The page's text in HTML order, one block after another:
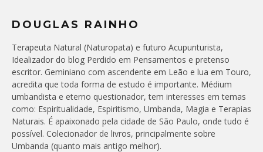
DOUGLAS RAINHO
Terapeuta Natural (Naturopata) e futuro Acupunturista,
Idealizador do blog Perdido em Pensamentos e pretenso
escritor. Geminiano com ascendente em Leão e lua em Touro,
acredita que toda forma de estudo é importante. Médium
umbandista e eterno questionador, tem interesses em temas
como: Espiritualidade, Espiritismo, Umbanda, Magia e Terapias
Naturais. É apaixonado pela cidade de São Paulo, onde tudo é
possível. Colecionador de livros, principalmente sobre
Umbanda (quanto mais antigo melhor).